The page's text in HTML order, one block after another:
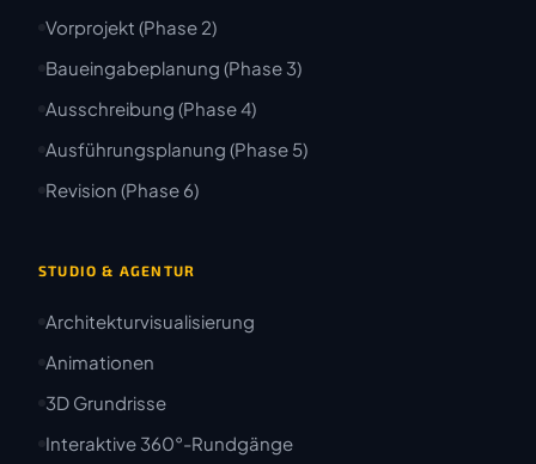
Vorprojekt (Phase 2)
Baueingabeplanung (Phase 3)
Ausschreibung (Phase 4)
Ausführungsplanung (Phase 5)
Revision (Phase 6)
STUDIO & AGENTUR
Architekturvisualisierung
Animationen
3D Grundrisse
Interaktive 360°-Rundgänge